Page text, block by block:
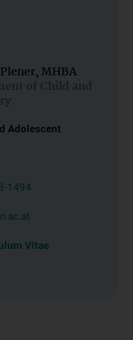
MHBA
of Child and
Adolescent
1494
Vitae